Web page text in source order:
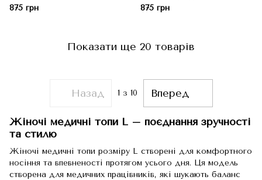
875 грн 875 грн
Показати ще 20 товарів
Назад 1 з 10 Вперед
Жіночі медичні топи L – поєднання зручності
та стилю
Жіночі медичні топи розміру L створені для комфортного
носіння та впевненості протягом усього дня. Ця модель
створена для медичних працівників, які шукають баланс